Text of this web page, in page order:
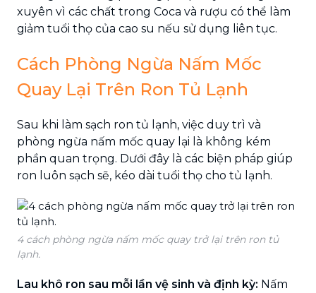
xuyên vì các chất trong Coca và rượu có thể làm
giảm tuổi thọ của cao su nếu sử dụng liên tục.
Cách Phòng Ngừa Nấm Mốc
Quay Lại Trên Ron Tủ Lạnh
Sau khi làm sạch ron tủ lạnh, việc duy trì và
phòng ngừa nấm mốc quay lại là không kém
phần quan trọng. Dưới đây là các biện pháp giúp
ron luôn sạch sẽ, kéo dài tuổi thọ cho tủ lạnh.
4 cách phòng ngừa nấm mốc quay trở lại trên ron tủ
lạnh.
Lau khô ron sau mỗi lần vệ sinh và định kỳ: Nấm